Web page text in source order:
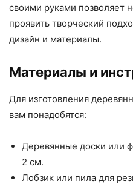
своими руками позволяет
проявить творческий
дизайн и материалы.
Материалы и
Для изготовления
вам понадобятся:
Деревянные доски или
2 см.
Лобзик или пила для